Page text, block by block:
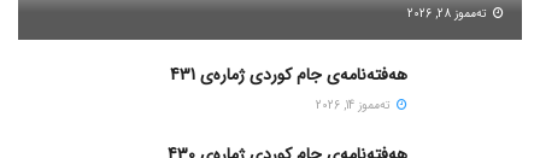
ته‌مموز 28, 2026
هەفتەنامەی جام کوردی ژمارەی 431
ته‌مموز 14, 2026